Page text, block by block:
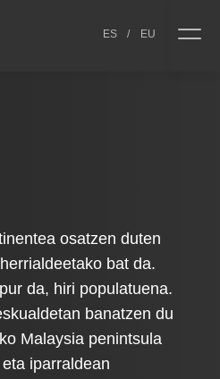
ES / EU
osatzen duten
bat da.
da, hiri populatuena.
banatzen du
Malaysia penintsula
iparraldean